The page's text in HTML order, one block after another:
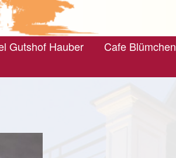
Gutshof Hauber Cafe Blümchen